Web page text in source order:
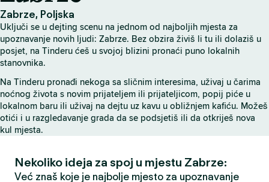
l
o
v
c
a
Zabrze, Poljska
Uključi se u dejting scenu na jednom od najboljih mjesta za
upoznavanje novih ljudi: Zabrze. Bez obzira živiš li tu ili dolaziš u
posjet, na Tinderu ćeš u svojoj blizini pronaći puno lokalnih
stanovnika.
Na Tinderu pronađi nekoga sa sličnim interesima, uživaj u čarima
noćnog života s novim prijateljem ili prijateljicom, popij piće u
lokalnom baru ili uživaj na dejtu uz kavu u obližnjem kafiću. Možeš
otići i u razgledavanje grada da se podsjetiš ili da otkriješ nova
kul mjesta.
Nekoliko ideja za spoj u mjestu Zabrze:
Već znaš koje je najbolje mjesto za upoznavanje